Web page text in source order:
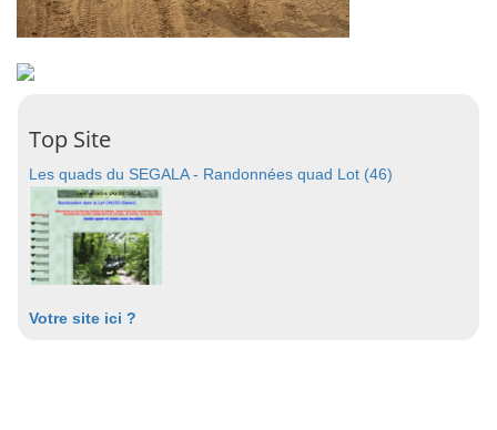
Top Site
Les quads du SEGALA - Randonnées quad Lot (46)
Votre site ici ?